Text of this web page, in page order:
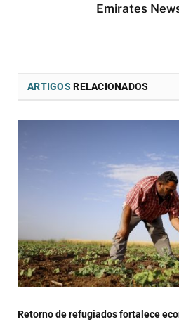
Emirates
ARTIGOS RELACIONADOS
Retorno de refugiados fortalece